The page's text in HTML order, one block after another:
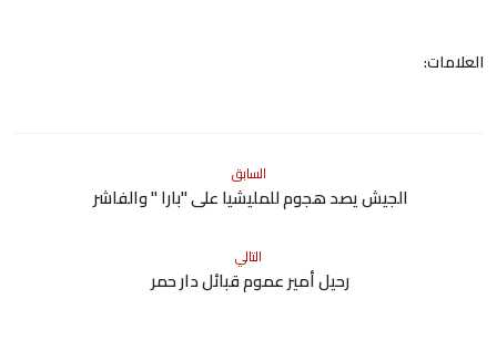
العلامات:
السابق
الجيش يصد هجوم للمليشيا على "بارا " والفاشر
التالي
رحيل أمير عموم قبائل دار حمر